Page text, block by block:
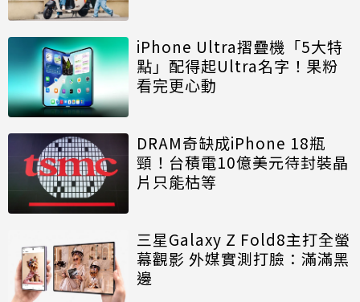
iPhone Ultra摺疊機「5大特
點」配得起Ultra名字！果粉
看完更心動
DRAM奇缺成iPhone 18瓶
頸！台積電10億美元待封裝晶
片只能枯等
三星Galaxy Z Fold8主打全螢
幕觀影 外媒實測打臉：滿滿黑
邊